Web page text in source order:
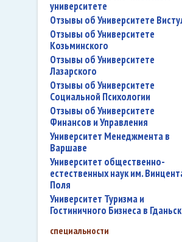
университете
Отзывы об Университете
Отзывы об Университете
Козьминского
Отзывы об Университете
Лазарского
Отзывы об Университете
Социальной Психологии
Отзывы об Университете
Финансов и Управления
Университет Менеджмента в
Варшаве
Университет общественно-
естественных наук им.
Поля
Университет Туризма и
Гостиничного Бизнеса в
специальности